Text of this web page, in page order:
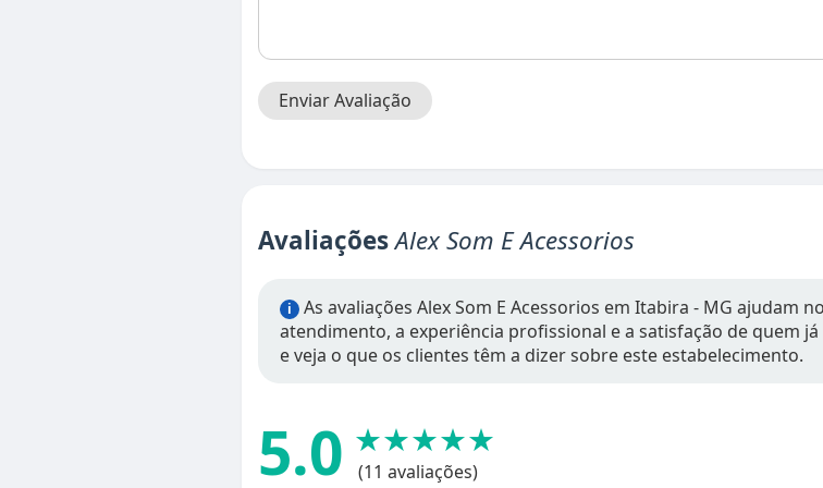
Enviar Avaliação
AvaliaçõesAlex Som E Acessorios
i
As avaliações Alex Som E Acessorios em Itabira - MG ajudam
atendimento, a experiência profissional e a satisfação de quem
e veja o que os clientes têm a dizer sobre este estabelecimento.
5.0 ★★★★★
(11 avaliações)